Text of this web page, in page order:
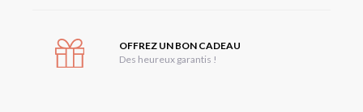
OFFREZ UN BON CADEAU
Des heureux garantis !